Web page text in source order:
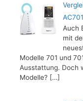
Auch
mit
Modelle 701 und
Ausstattung. Doch
Modelle? […]